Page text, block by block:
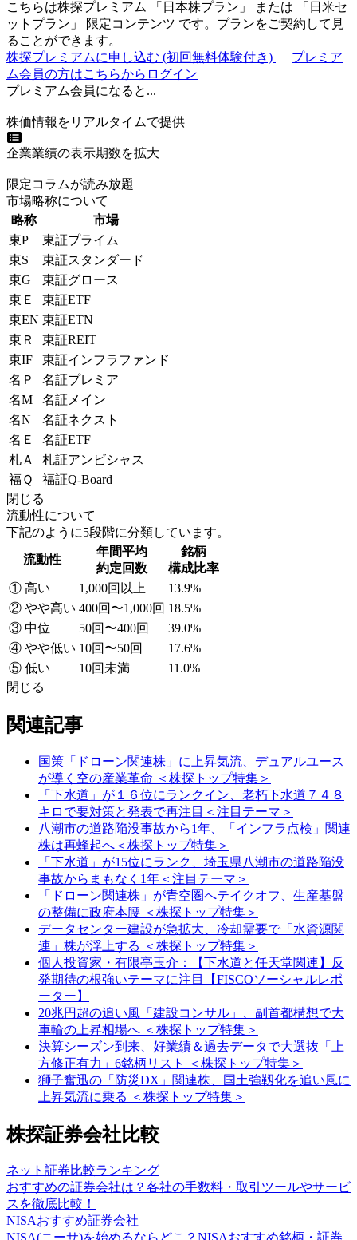
こちらは株探プレミアム 「 日本株プラン 」 または 「 日米セ
ットプラン 」 限定コンテンツ です。プランをご契約して見
ることができます。
株探プレミアムに申し込む (初回無料体験付き)
プレミア
ム会員の方はこちらからログイン
プレミアム会員になると...
株価情報をリアルタイムで提供
企業業績の表示期数を拡大
限定コラムが読み放題
市場略称について
略称
市場
東P
東証プライム
東S
東証スタンダード
東G
東証グロース
東Ｅ
東証ETF
東EN 東証ETN
東Ｒ
東証REIT
東IF
東証インフラファンド
名Ｐ
名証プレミア
名M
名証メイン
名N
名証ネクスト
名Ｅ
名証ETF
札Ａ
札証アンビシャス
福Ｑ
福証Q-Board
閉じる
流動性について
下記のように5段階に分類しています。
流動性
年間平均
約定回数
銘柄
構成比率
① 高い
1,000回以上
13.9%
② やや高い 400回〜1,000回 18.5%
③ 中位
50回〜400回
39.0%
④ やや低い 10回〜50回
17.6%
⑤ 低い
10回未満
11.0%
閉じる
関連記事
国策「ドローン関連株」に上昇気流、デュアルユース
が導く空の産業革命 ＜株探トップ特集＞
「下水道」が１６位にランクイン、老朽下水道７４８
キロで要対策と発表で再注目＜注目テーマ＞
八潮市の道路陥没事故から1年、「インフラ点検」関連
株は再蜂起へ＜株探トップ特集＞
「下水道」が15位にランク、埼玉県八潮市の道路陥没
事故からまもなく1年＜注目テーマ＞
「ドローン関連株」が青空圏へテイクオフ、生産基盤
の整備に政府本腰 ＜株探トップ特集＞
データセンター建設が急拡大、冷却需要で「水資源関
連」株が浮上する ＜株探トップ特集＞
個人投資家・有限亭玉介：【下水道と任天堂関連】反
発期待の根強いテーマに注目【FISCOソーシャルレポ
ーター】
20兆円超の追い風「建設コンサル」、副首都構想で大
車輪の上昇相場へ ＜株探トップ特集＞
決算シーズン到来、好業績＆過去データで大選抜「上
方修正有力」6銘柄リスト ＜株探トップ特集＞
獅子奮迅の「防災DX」関連株、国土強靱化を追い風に
上昇気流に乗る ＜株探トップ特集＞
株探証券会社比較
ネット証券比較ランキング
おすすめの証券会社は？各社の手数料・取引ツールやサービ
スを徹底比較！
NISAおすすめ証券会社